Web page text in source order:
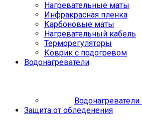
Нагревательные маты
Инфракрасная пленка
Карбоновые маты
Нагревательный кабель
Терморегуляторы
Коврик с подогревом
Водонагреватели
Защита от обледенения